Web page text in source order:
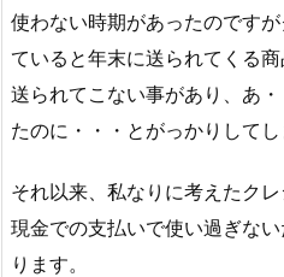
使わない時期があったのです
ていると年末に送られてくる
送られてこない事があり、あ
たのに・・・とがっかりしてし
それ以来、私なりに考えたク
現金での支払いで使い過ぎな
ります。